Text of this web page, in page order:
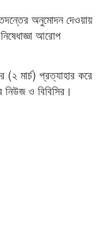
অনুমোদন দেওয়ায়
আরোপ
মার্চ) প্রত্যাহার করে
নিউজ ও বিবিসির।